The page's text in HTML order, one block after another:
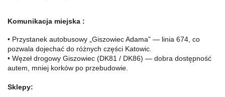
Komunikacja miejska :
• Przystanek autobusowy „Giszowiec Adama” — linia 674, co
pozwala dojechać do różnych części Katowic.
• Węzeł drogowy Giszowiec (DK81 / DK86) — dobra dostępność
autem, mniej korków po przebudowie.
Sklepy: